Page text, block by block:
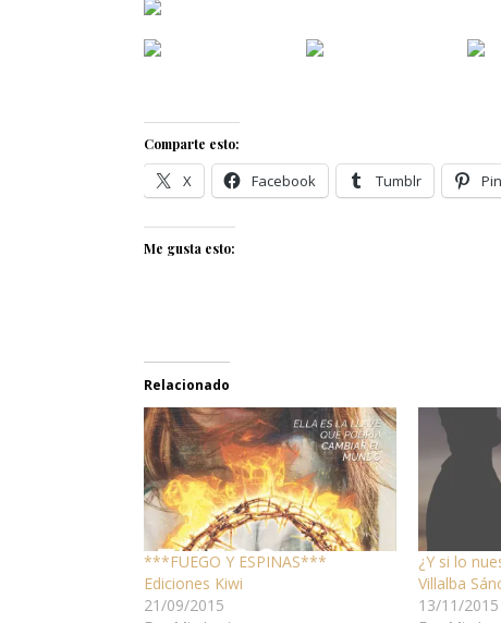
Comparte esto:
X Facebook Tumblr
Me gusta esto:
Relacionado
***FUEGO Y ESPINAS***
Ediciones Kiwi
21/09/2015
¿Y si lo
Villalba
13/11/2015